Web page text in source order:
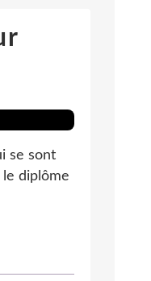
se sont
diplôme